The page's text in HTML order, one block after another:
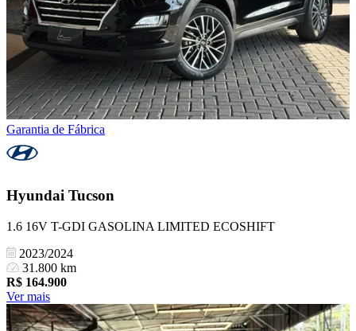
Garantia de Fábrica
Hyundai Tucson
1.6 16V T-GDI GASOLINA LIMITED ECOSHIFT
2023/2024
31.800 km
R$ 164.900
Ver mais